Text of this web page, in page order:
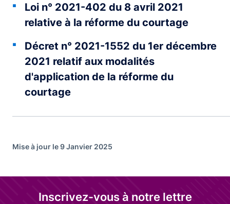
Loi n° 2021-402 du 8 avril 2021
relative à la réforme du courtage
Décret n° 2021-1552 du 1er décembre
2021 relatif aux modalités
d'application de la réforme du
courtage
Mise à jour le 9 Janvier 2025
Inscrivez-vous à notre lettre